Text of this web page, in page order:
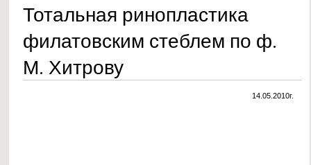
Тотальная ринопластика
филатовским стеблем по ф.
М. Хитрову
14.05.2010г.